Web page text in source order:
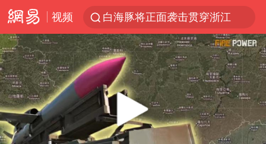
视频
白海豚将正面袭击贯穿浙江
视频丨中国东方电气集团原党组副书记、董事宋致远被查
黄金创今年来最大单周涨幅
四川宜宾市珙县发生3.4级地震
香港宏福苑火灾或由烟头引起